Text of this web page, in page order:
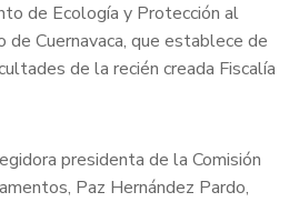
de Ecología y Protección al
Cuernavaca, que establece de
de la recién creada Fiscalía
presidenta de la Comisión
Paz Hernández Pardo,